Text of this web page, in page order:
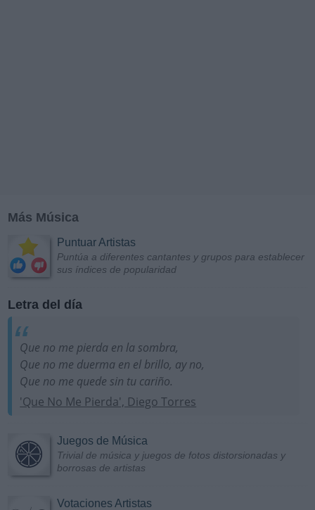
Más Música
Puntuar Artistas
Puntúa a diferentes cantantes y grupos para establecer
sus índices de popularidad
Letra del día
Que no me pierda en la sombra,
Que no me duerma en el brillo, ay no,
Que no me quede sin tu cariño.
'Que No Me Pierda', Diego Torres
Juegos de Música
Trivial de música y juegos de fotos distorsionadas y
borrosas de artistas
Votaciones Artistas